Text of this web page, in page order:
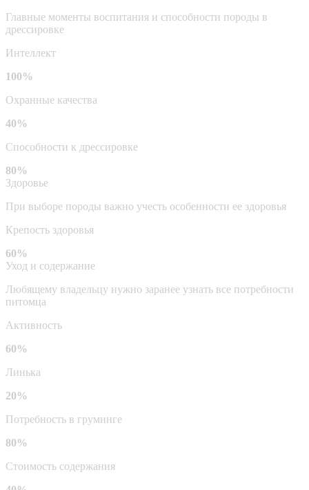
Главные моменты воспитания и способности породы в
дрессировке
Интеллект
100%
Охранные качества
40%
Способности к дрессировке
80%
Здоровье
При выборе породы важно учесть особенности ее здоровья
Крепость здоровья
60%
Уход и содержание
Любящему владельцу нужно заранее узнать все потребности
питомца
Активность
60%
Линька
20%
Потребность в груминге
80%
Стоимость содержания